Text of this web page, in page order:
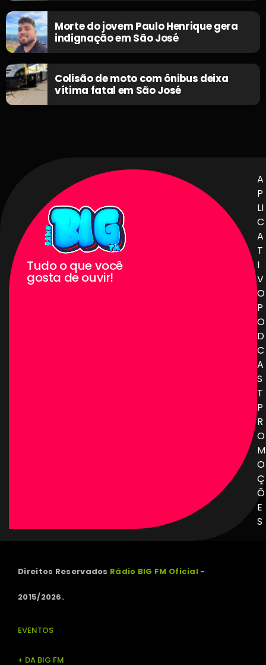
Morte do jovem Paulo Henrique gera
indignação em São José
Colisão de moto com ônibus deixa
vítima fatal em São José
Tudo o que você
gosta de ouvir!
A
P
LI
C
A
T
I
V
O
P
O
D
C
A
S
T
P
R
O
M
O
Ç
Õ
E
S
Direitos Reservados Rádio BIG FM Oficial -
2015/2026.
EVENTOS
+ DA BIG FM